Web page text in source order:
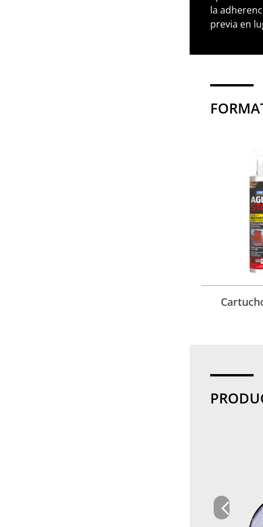
la
previa en